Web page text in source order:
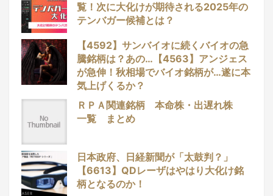
覧！次に大化けが期待される2025年の
テンバガー候補とは？
【4592】サンバイオに続くバイオの急
騰銘柄は？あの…【4563】アンジェス
が急伸！秋相場でバイオ銘柄が…遂に本
気上げくるか？
ＲＰＡ関連銘柄 本命株・出遅れ株
一覧 まとめ
日本政府、日経新聞が「太鼓判？」
【6613】QDレーザはやはり大化け銘
柄となるのか！